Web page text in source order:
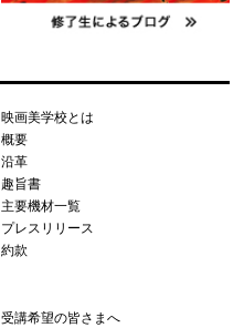
映画美学校とは
概要
沿革
趣旨書
主要機材一覧
プレスリリース
約款
受講希望の皆さまへ